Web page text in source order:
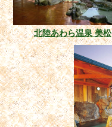
北陸あわら温泉 美松